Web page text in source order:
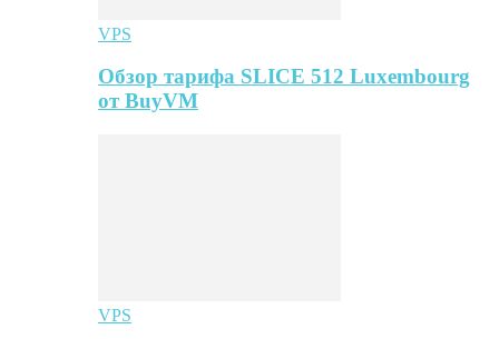
VPS
Обзор тарифа SLICE 512 Luxembourg
от BuyVM
VPS